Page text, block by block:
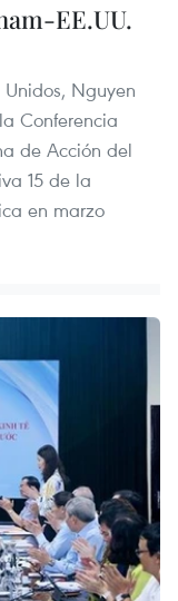
EE.UU.
Nguyen
Conferencia
de Acción del
15 de la
en marzo